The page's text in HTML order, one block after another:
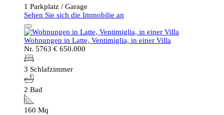
1 Parkplatz / Garage
Sehen Sie sich die Immobilie an
Wohnungen in Latte, Ventimiglia, in einer Villa
Nr. 5763 € 650.000
3 Schlafzimmer
2 Bad
160 Mq